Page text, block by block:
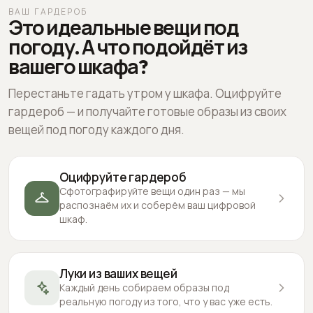
ВАШ ГАРДЕРОБ
Это идеальные вещи под
погоду. А что подойдёт из
вашего шкафа?
Перестаньте гадать утром у шкафа. Оцифруйте
гардероб — и получайте готовые образы из своих
вещей под погоду каждого дня.
Оцифруйте гардероб
Сфотографируйте вещи один раз — мы
распознаём их и соберём ваш цифровой
шкаф.
Луки из ваших вещей
Каждый день собираем образы под
реальную погоду из того, что у вас уже есть.